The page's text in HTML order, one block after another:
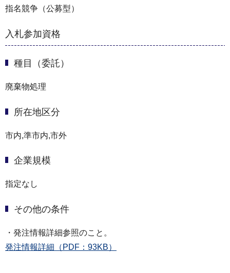
指名競争（公募型）
入札参加資格
種目（委託）
廃棄物処理
所在地区分
市内,準市内,市外
企業規模
指定なし
その他の条件
・発注情報詳細参照のこと。
発注情報詳細（PDF：93KB）